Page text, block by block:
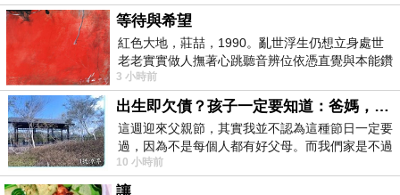
等待與希望
紅色大地，莊喆，1990。亂世浮生仍想立身處世
老老實實做人撫著心跳聽音辨位依憑直覺與本能鑽
向裂隙的亮處探索另一個心聲另一個共鳴的
3 小時前
出生即欠債？孩子一定要知道：爸媽，其實我不欠你們
這週迎來父親節，其實我並不認為這種節日一定要
過，因為不是每個人都有好父母。而我們家是不過
節的，平時也沒什麼儀式感，生活趨近冷
10 小時前